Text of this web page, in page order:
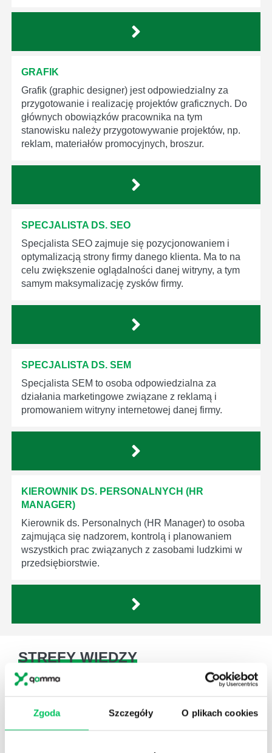
Zgoda Szczegóły O plikach cookies
GRAFIK
Grafik (graphic designer) jest odpowiedzialny za
przygotowanie i realizację projektów graficznych. Do
głównych obowiązków pracownika na tym
stanowisku należy przygotowywanie projektów, np.
reklam, materiałów promocyjnych, broszur.
SPECJALISTA DS. SEO
Specjalista SEO zajmuje się pozycjonowaniem i
optymalizacją strony firmy danego klienta. Ma to na
celu zwiększenie oglądalności danej witryny, a tym
samym maksymalizację zysków firmy.
SPECJALISTA DS. SEM
Specjalista SEM to osoba odpowiedzialna za
działania marketingowe związane z reklamą i
promowaniem witryny internetowej danej firmy.
KIEROWNIK DS. PERSONALNYCH (HR
MANAGER)
Kierownik ds. Personalnych (HR Manager) to osoba
zajmująca się nadzorem, kontrolą i planowaniem
wszystkich prac związanych z zasobami ludzkimi w
przedsiębiorstwie.
STREFY WIEDZY